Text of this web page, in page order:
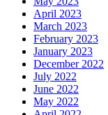
April 2023
March 2023
February 2023
January 2023
December 2022
July 2022
June 2022
May 2022